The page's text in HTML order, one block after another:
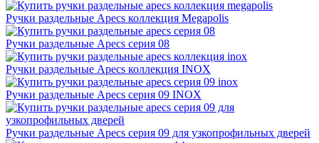
Ручки раздельные Apecs коллекция Megapolis
Ручки раздельные Apecs серия 08
Ручки раздельные Apecs коллекция INOX
Ручки раздельные Apecs серия 09 INOX
Ручки раздельные Apecs серия 09 для узкопрофильных дверей